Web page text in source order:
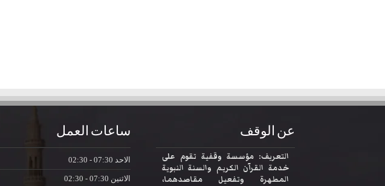
عن الوقف
التعريف: مؤسسة وقفية تقوم على
خدمة القرآن الكريم والسنة النبوية
المطهرة وتفعيل مقاصدهما،
ساعات العمل
الاحد
الاثنين